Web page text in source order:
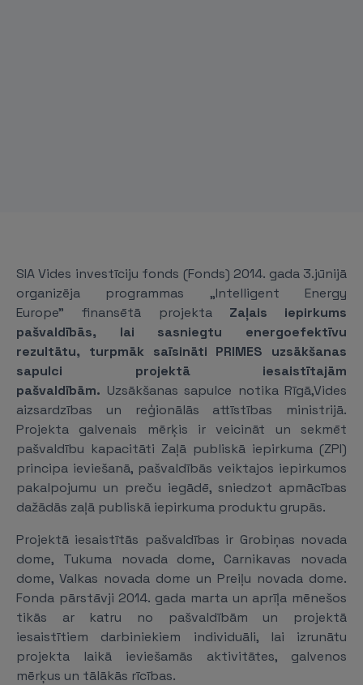
SIA Vides investīciju fonds (Fonds) 2014. gada 3.jūnijā
organizēja programmas
„Intelligent Energy
Europe”
finansētā projekta Zaļais iepirkums
pašvaldībās, lai sasniegtu energoefektīvu
rezultātu, turpmāk saīsināti PRIMES uzsākšanas
sapulci projektā iesaistītajām
pašvaldībām. Uzsākšanas sapulce notika Rīgā,Vides
aizsardzības un reģionālās attīstības ministrijā.
Projekta galvenais mērķis ir veicināt un sekmēt
pašvaldību kapacitāti Zaļā publiskā iepirkuma (ZPI)
principa ieviešanā, pašvaldībās veiktajos iepirkumos
pakalpojumu un preču iegādē, sniedzot apmācības
dažādās zaļā publiskā iepirkuma produktu grupās.
Projektā iesaistītās pašvaldības ir Grobiņas novada
dome, Tukuma novada dome, Carnikavas novada
dome, Valkas novada dome un Preiļu novada dome.
Fonda pārstāvji 2014. gada marta un aprīļa mēnešos
tikās ar katru no pašvaldībām un projektā
iesaistītiem darbiniekiem individuāli, lai izrunātu
projekta laikā ieviešamās aktivitātes, galvenos
mērķus un tālākās rīcības.